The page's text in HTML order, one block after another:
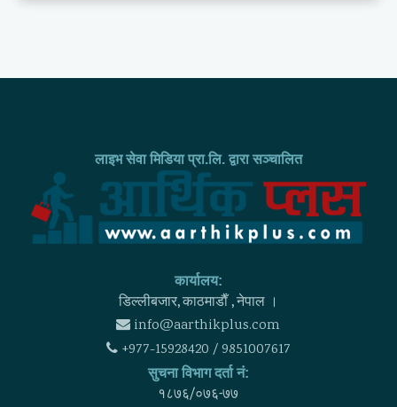
लाइभ सेवा मिडिया प्रा.लि. द्वारा सञ्चालित
कार्यालय:
डिल्लीबजार, काठमाडाैँ , नेपाल ।
info@aarthikplus.com
+977-15928420 / 9851007617
सुचना विभाग दर्ता नं:
१८७६/०७६-७७